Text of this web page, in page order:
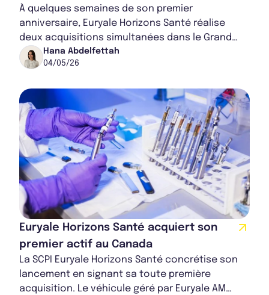
À quelques semaines de son premier
anniversaire, Euryale Horizons Santé réalise
deux acquisitions simultanées dans le Grand
Manchester, pour un total de 6,75 millions
d'euros. Les...
Hana Abdelfettah
04/05/26
Euryale Horizons Santé acquiert son
premier actif au Canada
La SCPI Euryale Horizons Santé concrétise son
lancement en signant sa toute première
acquisition. Le véhicule géré par Euryale AM